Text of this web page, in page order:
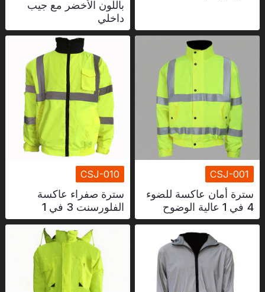
باللون الأخضر مع جيب
داخلي
CSJ-001
سترة أمان عاكسة للضوء
4 في 1 عالية الوضوح
CSJ-010
سترة صفراء عاكسة
الفلورسنت 3 في 1